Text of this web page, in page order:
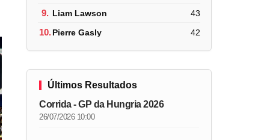
9. Liam Lawson 43
10.Pierre Gasly 42
Últimos Resultados
Corrida - GP da Hungria 2026
26/07/2026 10:00